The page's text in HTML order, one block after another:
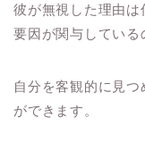
彼が無視した理由
要因が関与している
自分を客観的に見
ができます。